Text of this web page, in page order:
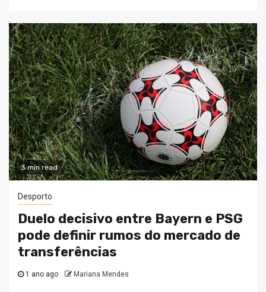
3 min read
Desporto
Duelo decisivo entre Bayern e PSG
pode definir rumos do mercado de
transferências
1 ano ago Mariana Mendes